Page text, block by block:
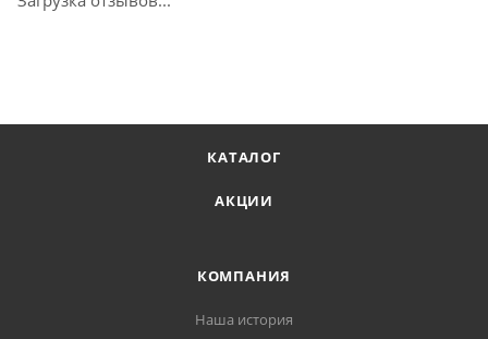
КАТАЛОГ
АКЦИИ
КОМПАНИЯ
Наша история